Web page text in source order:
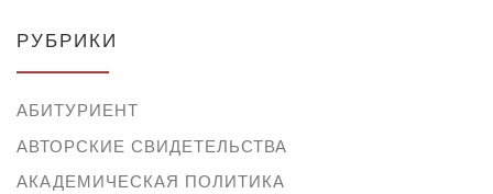
РУБРИКИ
АБИТУРИЕНТ
АВТОРСКИЕ СВИДЕТЕЛЬСТВА
АКАДЕМИЧЕСКАЯ ПОЛИТИКА